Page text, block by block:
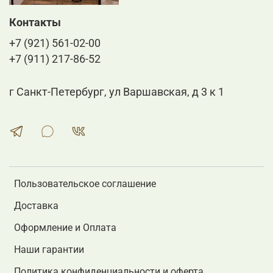
Пользовательское соглашение
Доставка
Оформление и Оплата
Наши гарантии
Контакты
+7 (921) 561-02-00
+7 (911) 217-86-52
г Санкт-Петербург, ул Варшавская, д 3 к 1